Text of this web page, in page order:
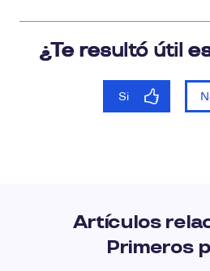
Artículos
Primeros